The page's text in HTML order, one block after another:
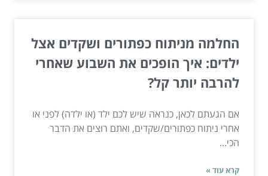
החלמה מניתוח כפתורים ושקדים אצל
ילדים: איך הופכים את השבוע שאחרי
להרבה יותר קל?
אם הגעתם לכאן, כנראה שיש לכם ילד (או ילדה) לפני או
אחרי ניתוח כפתורים/שקדים, ואתם רוצים את הדבר
הכי...
קרא עוד »